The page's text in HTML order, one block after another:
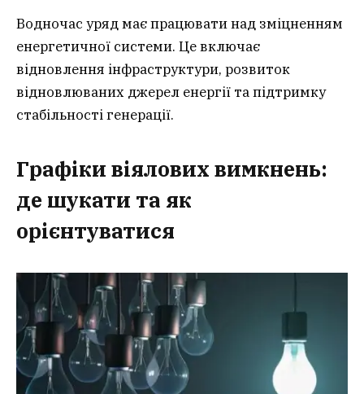
Водночас уряд має працювати над зміцненням
енергетичної системи. Це включає
відновлення інфраструктури, розвиток
відновлюваних джерел енергії та підтримку
стабільності генерації.
Графіки віялових вимкнень:
де шукати та як
орієнтуватися